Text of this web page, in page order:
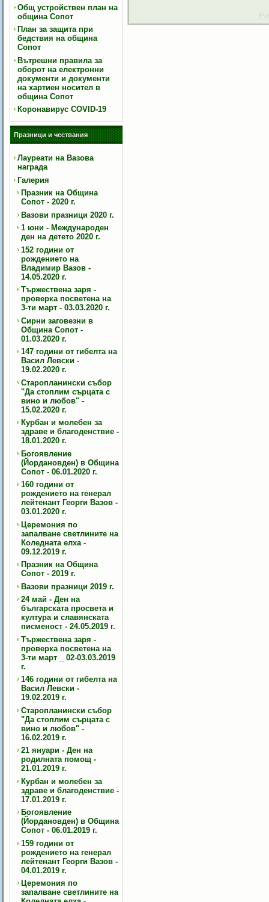
Общ устройствен план на
община Сопот
План за защита при
бедствия на община
Сопот
Вътрешни правила за
оборот на електронни
документи и документи
на хартиен носител в
община Сопот
Коронавирус COVID-19
Празници и чествания
Лауреати на Вазова
награда
Галерия
Празник на Община
Сопот - 2020 г.
Вазови празници 2020 г.
1 юни - Международен
ден на детето 2020 г.
152 години от
рождението на
Владимир Вазов -
14.05.2020 г.
Тържествена заря -
проверка посветена на
3-ти март - 03.03.2020 г.
Сирни заговезни в
Община Сопот -
01.03.2020 г.
147 години от гибелта на
Васил Левски -
19.02.2020 г.
Старопланински събор
"Да стоплим сърцата с
вино и любов" -
15.02.2020 г.
Курбан и молебен за
здраве и благоденствие -
18.01.2020 г.
Богоявление
(Йордановден) в Община
Сопот - 06.01.2020 г.
160 години от
рождението на генерал
лейтенант Георги Вазов -
03.01.2020 г.
Церемония по
запалване светлините на
Коледната елха -
09.12.2019 г.
Празник на Община
Сопот - 2019 г.
Вазови празници 2019 г.
24 май - Ден на
българската просвета и
култура и славянската
писменост - 24.05.2019 г.
Тържествена заря -
проверка посветена на
3-ти март _ 02-03.03.2019
г.
146 години от гибелта на
Васил Левски -
19.02.2019 г.
Старопланински събор
"Да стоплим сърцата с
вино и любов" -
16.02.2019 г.
21 януари - Ден на
родилната помощ -
21.01.2019 г.
Курбан и молебен за
здраве и благоденствие -
17.01.2019 г.
Богоявление
(Йордановден) в Община
Сопот - 06.01.2019 г.
159 години от
рождението на генерал
лейтенант Георги Вазов -
04.01.2019 г.
Церемония по
запалване светлините на